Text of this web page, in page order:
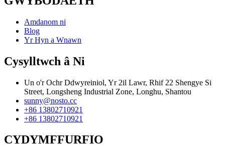
Amdanom ni
Blog
Yr Hyn a Wnawn
Cysylltwch â Ni
Un o'r Ochr Ddwyreiniol, Yr 2il Lawr, Rhif 22 Shengye Si
Street, Longsheng Industrial Zone, Longhu, Shantou
sunny@nosto.cc
+86 13802710921
+86 13802710921
CYDYMFFURFIO